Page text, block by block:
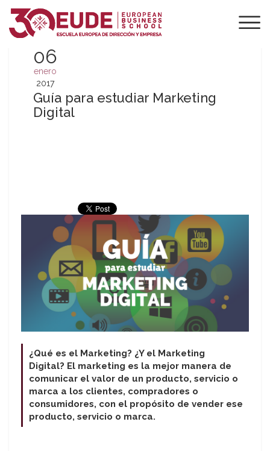
06
enero
2017
Guía para estudiar Marketing
Digital
¿Qué es el Marketing? ¿Y el Marketing
Digital? El marketing es la mejor manera de
comunicar el valor de un producto, servicio o
marca a los clientes, compradores o
consumidores, con el propósito de vender ese
producto, servicio o marca.